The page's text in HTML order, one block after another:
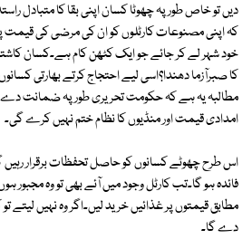
دیں تو خاص طور پہ چھوٹا کسان اپنی بقا کا متبادل
کہ اپنی مصنوعات کارٹلوں کو ان کی مرضی کی قیمت
خود شہر لے کر جائے جو ایک کٹھن کام ہے۔کسان
کا صبرآزما دھندا؟اسی لیے احتجاج کرتے بھارتی
مطالبہ یہ ہے کہ حکومت تحریری طور پہ ضمانت دے
امدادی قیمت اور منڈیوں کا نظام ختم نہیں کرے گی۔
اس طرح چھوٹے کسانوں کو حاصل تحفظات برقرار رہیں
فائدہ ہو گا۔تب کارٹل وجود میں آئے بھی تو وہ
مطابق قیمتوں پر غذائیں خرید لیں۔اگر وہ نہیں لیتے
دے گا۔